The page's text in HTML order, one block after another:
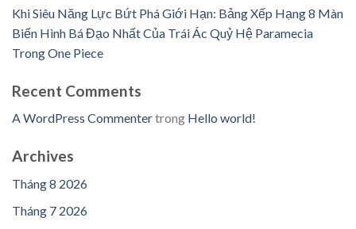
Khi Siêu Năng Lực Bứt Phá Giới Hạn: Bảng Xếp Hạng 8 Màn
Biến Hình Bá Đạo Nhất Của Trái Ác Quỷ Hệ Paramecia
Trong One Piece
Recent Comments
A WordPress Commentertrong Hello world!
Archives
Tháng 8 2026
Tháng 7 2026